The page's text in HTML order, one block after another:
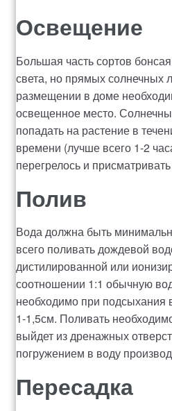
Освещение
Большая часть сортов
света, но прямых солнечных
размещении в доме
освещенное место.
попадать на растение в
времени (лучше всего 1-2
перегрелось и
Полив
Вода должна быть
всего поливать дождевой
дистилированной или
соотношении 1:1 обычную
необходимо при подсыхания
1-1,5см. Поливать
выйдет из дренажных
погружением в воду
Пересадка